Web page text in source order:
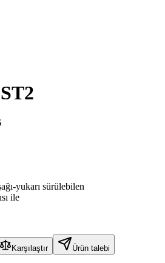
yukarı sürülebilen
ile
Karşılaştır Ürün talebi